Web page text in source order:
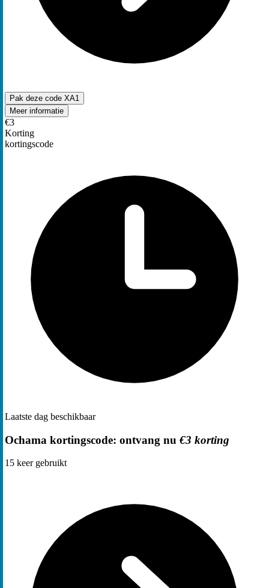
Pak deze code XA1
Meer informatie
€3
Korting
kortingscode
Laatste dag beschikbaar
Ochama kortingscode: ontvang nu €3 korting
15 keer gebruikt